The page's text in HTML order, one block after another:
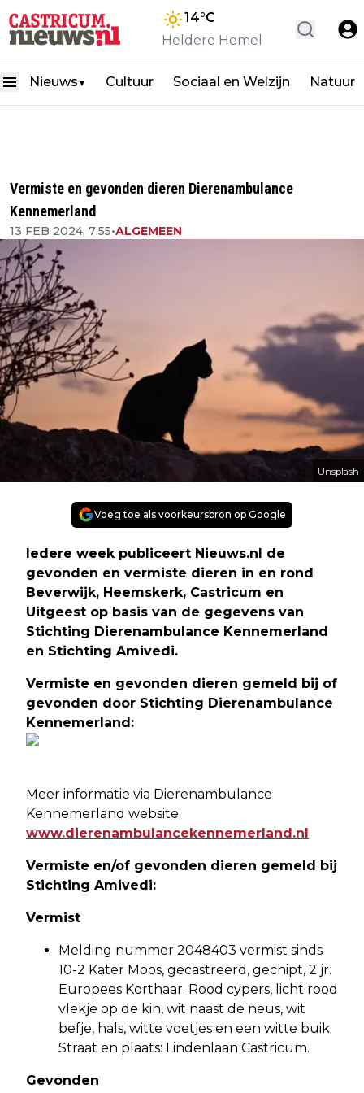
14°C
Heldere Hemel
Nieuws ▼ Cultuur Sociaal en Welzijn Natuur
Vermiste en gevonden dieren Dierenambulance
Kennemerland
13 FEB 2024, 7:55•ALGEMEEN
Unsplash
Voeg toe als voorkeursbron op Google
Iedere week publiceert Nieuws.nl de
gevonden en vermiste dieren in en rond
Beverwijk, Heemskerk, Castricum en
Uitgeest op basis van de gegevens van
Stichting Dierenambulance Kennemerland
en Stichting Amivedi.
Vermiste en gevonden dieren gemeld bij of
gevonden door Stichting Dierenambulance
Kennemerland:
Meer informatie via Dierenambulance
Kennemerland website:
www.dierenambulancekennemerland.nl
Vermiste en/of gevonden dieren gemeld bij
Stichting Amivedi:
Vermist
Melding nummer 2048403 vermist sinds
10-2 Kater Moos, gecastreerd, gechipt, 2 jr.
Europees Korthaar. Rood cypers, licht rood
vlekje op de kin, wit naast de neus, wit
befje, hals, witte voetjes en een witte buik.
Straat en plaats: Lindenlaan Castricum.
Gevonden